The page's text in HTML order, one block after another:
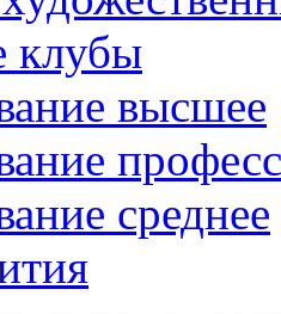
клубы
высшее
среднее